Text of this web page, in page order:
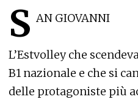
S AN GIOVANNI
L’Estvolley che
B1 nazionale e che si
delle protagoniste più